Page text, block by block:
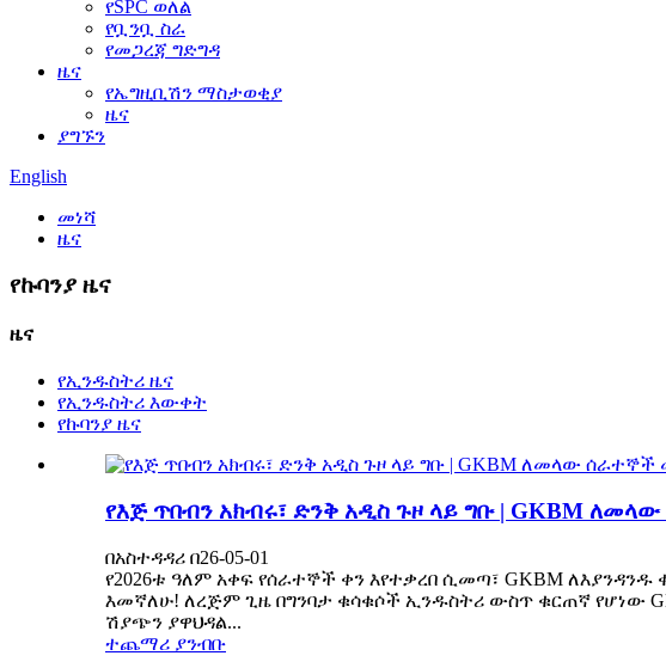
የSPC ወለል
የቧንቧ ስራ
የመጋረጃ ግድግዳ
ዜና
የኤግዚቢሽን ማስታወቂያ
ዜና
ያግኙን
English
መነሻ
ዜና
የኩባንያ ዜና
ዜና
የኢንዱስትሪ ዜና
የኢንዱስትሪ እውቀት
የኩባንያ ዜና
የእጅ ጥበብን አክብሩ፣ ድንቅ አዲስ ጉዞ ላይ ግቡ | GKBM
በአስተዳዳሪ በ26-05-01
የ2026ቱ ዓለም አቀፍ የሰራተኞች ቀን እየተቃረበ ሲመጣ፣ GKBM
እመኛለሁ! ለረጅም ጊዜ በግንባታ ቁሳቁሶች ኢንዱስትሪ ውስጥ ቁርጠኛ የሆነው
ሽያጭን ያዋህዳል...
ተጨማሪ ያንብቡ